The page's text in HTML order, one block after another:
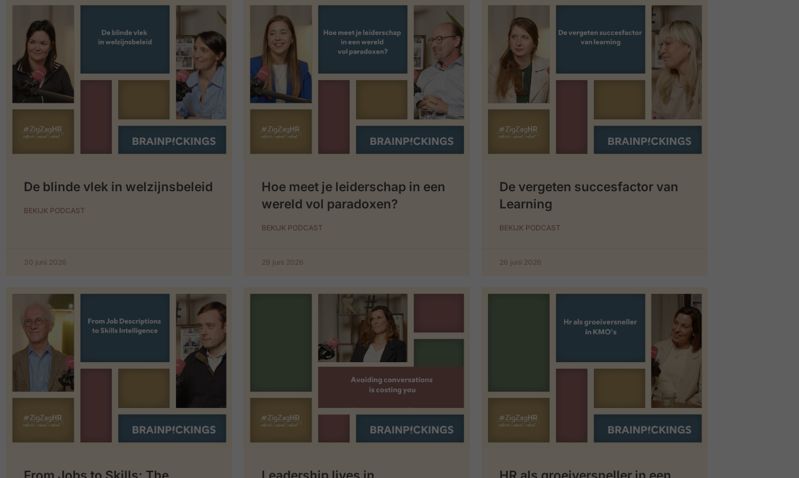
De blinde vlek in welzijnsbeleid
BEKIJK PODCAST
30 juni 2026
Hoe meet je leiderschap in een
wereld vol paradoxen?
BEKIJK PODCAST
29 juni 2026
De vergeten succesfactor van
Learning
BEKIJK PODCAST
26 juni 2026